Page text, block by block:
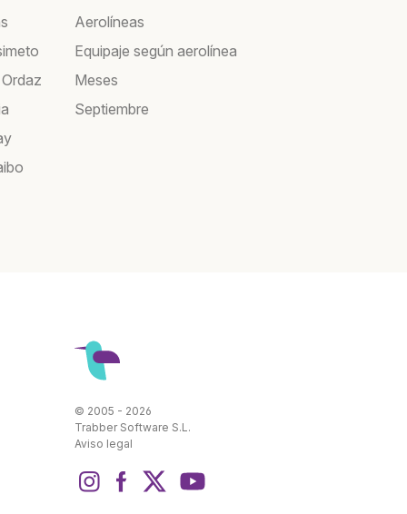
Aerolíneas
Equipaje según aerolínea
Meses
Septiembre
© 2005 - 2026
Trabber Software S.L.
Aviso legal